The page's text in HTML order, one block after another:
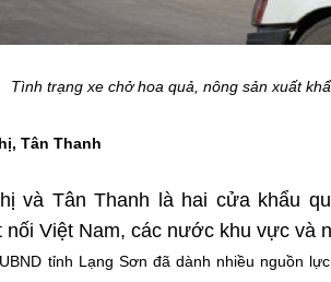
Tình trạng xe chở hoa quả, nông sản xuất
Tân Thanh
và Tân Thanh là hai cửa khẩu
nối Việt Nam, các nước khu vực và
tỉnh Lạng Sơn đã dành nhiều nguồn